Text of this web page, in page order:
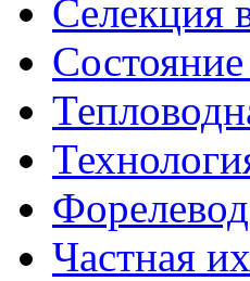
Селекция
Частная